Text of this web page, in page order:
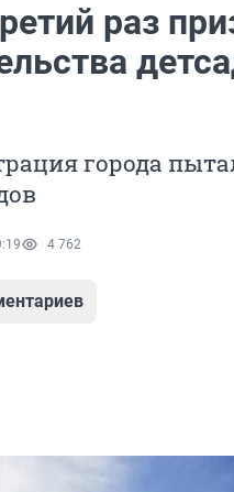
раз
города
4 762